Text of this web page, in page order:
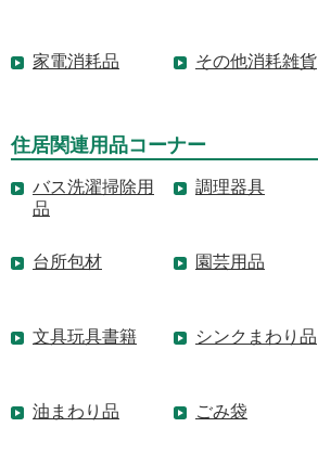
家電消耗品 その他消耗雑貨
住居関連用品コーナー
バス洗濯掃除用
品
調理器具
台所包材 園芸用品
文具玩具書籍 シンクまわり品
油まわり品 ごみ袋